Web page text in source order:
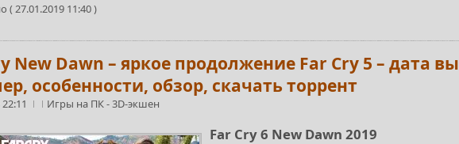
( 27.01.2019 11:40 )
New Dawn – яркое продолжение Far Cry 5 – дата
особенности, обзор, скачать торрент
Игры на ПК-3D-экшен
Far Cry 6 New Dawn 2019